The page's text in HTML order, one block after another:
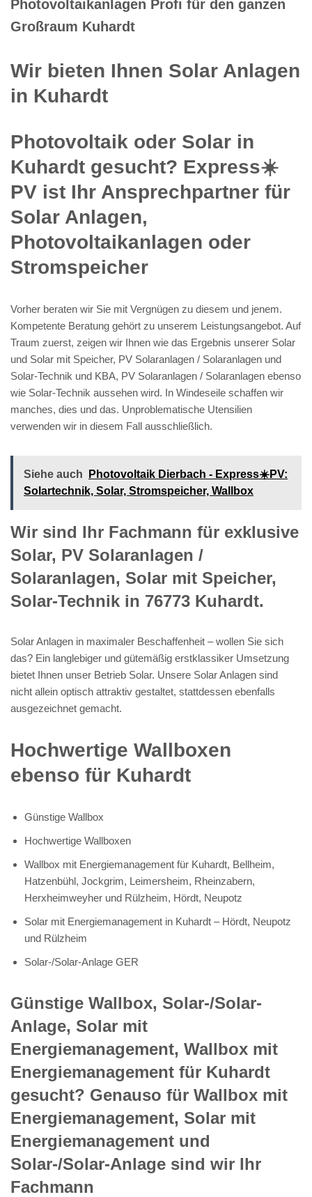
Photovoltaikanlagen Profi für den ganzen
Großraum Kuhardt
Wir bieten Ihnen Solar Anlagen
in Kuhardt
Photovoltaik oder Solar in
Kuhardt gesucht? Express☀️
PV️ ist Ihr Ansprechpartner für
Solar Anlagen,
Photovoltaikanlagen oder
Stromspeicher
Vorher beraten wir Sie mit Vergnügen zu diesem und jenem.
Kompetente Beratung gehört zu unserem Leistungsangebot. Auf
Traum zuerst, zeigen wir Ihnen wie das Ergebnis unserer Solar
und Solar mit Speicher, PV Solaranlagen / Solaranlagen und
Solar-Technik und KBA, PV Solaranlagen / Solaranlagen ebenso
wie Solar-Technik aussehen wird. In Windeseile schaffen wir
manches, dies und das. Unproblematische Utensilien
verwenden wir in diesem Fall ausschließlich.
Siehe auch
Photovoltaik Dierbach - Express☀️PV️:
Solartechnik, Solar, Stromspeicher, Wallbox
Wir sind Ihr Fachmann für exklusive
Solar, PV Solaranlagen /
Solaranlagen, Solar mit Speicher,
Solar-Technik in 76773 Kuhardt.
Solar Anlagen in maximaler Beschaffenheit – wollen Sie sich
das? Ein langlebiger und gütemäßig erstklassiker Umsetzung
bietet Ihnen unser Betrieb Solar. Unsere Solar Anlagen sind
nicht allein optisch attraktiv gestaltet, stattdessen ebenfalls
ausgezeichnet gemacht.
Hochwertige Wallboxen
ebenso für Kuhardt
Günstige Wallbox
Hochwertige Wallboxen
Wallbox mit Energiemanagement für Kuhardt, Bellheim,
Hatzenbühl, Jockgrim, Leimersheim, Rheinzabern,
Herxheimweyher und Rülzheim, Hördt, Neupotz
Solar mit Energiemanagement in Kuhardt – Hördt, Neupotz
und Rülzheim
Solar-/Solar-Anlage GER
Günstige Wallbox, Solar-/Solar-
Anlage, Solar mit
Energiemanagement, Wallbox mit
Energiemanagement für Kuhardt
gesucht? Genauso für Wallbox mit
Energiemanagement, Solar mit
Energiemanagement und
Solar-/Solar-Anlage sind wir Ihr
Fachmann